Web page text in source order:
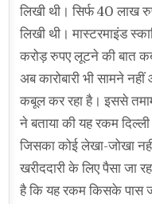
लिखी थी। सिर्फ 40 लाख
लिखी थी। मास्टरमाइंड
करोड़ रुपए लूटने की बात
अब कारोबारी भी सामने
कबूल कर रहा है। इससे
ने बताया की यह रकम
जिसका कोई लेखा-जोखा
खरीददारी के लिए पैसा जा
है कि यह रकम किसके पास